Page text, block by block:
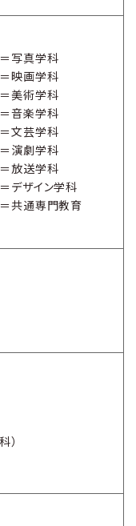
＝写真学科
＝映画学科
＝美術学科
＝音楽学科
＝文芸学科
＝演劇学科
＝放送学科
デザイン学科
＝共通専門教育
）